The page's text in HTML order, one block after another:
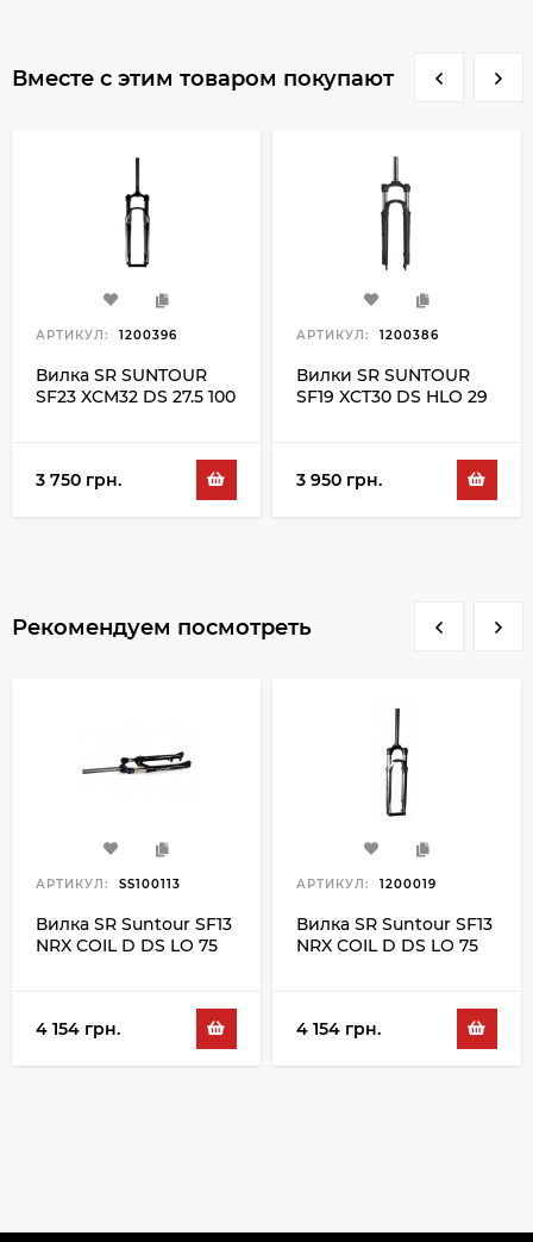
Вместе с этим товаром покупают
АРТИКУЛ: 1200396
Вилка SR SUNTOUR
SF23 XCM32 DS 27.5 100
3 750 грн.
АРТИКУЛ: 1200386
Вилки SR SUNTOUR
SF19 XCT30 DS HLO 29
3 950 грн.
Рекомендуем посмотреть
АРТИКУЛ: SS100113
Вилка SR Suntour SF13
NRX COIL D DS LO 75
4 154 грн.
АРТИКУЛ: 1200019
Вилка SR Suntour SF13
NRX COIL D DS LO 75
4 154 грн.